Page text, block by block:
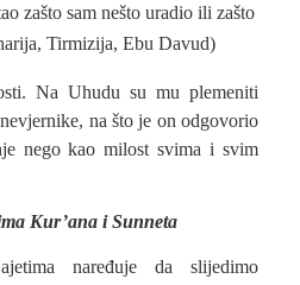
zašto sam nešto uradio ili zašto
Tirmizija, Ebu Davud)
Na Uhudu su mu plemeniti
na što je on odgovorio
nego kao milost svima i svim
Kur’ana i Sunneta
naređuje da slijedimo